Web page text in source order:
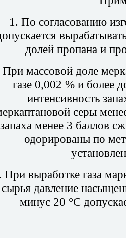
1. По согласованию
долей пропана и
При массовой доле
газе 0,002 % и более
интенсивность
серы
запаха менее 3 баллов
одорированы по
При выработке газа
сырья давление
минус 20 °С